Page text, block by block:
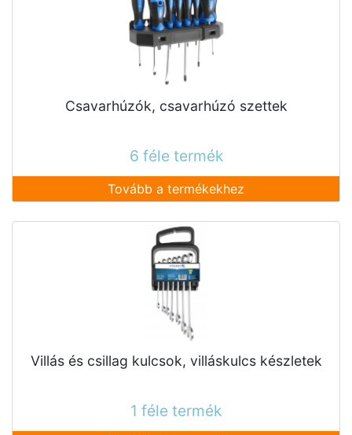
Csavarhúzók, csavarhúzó szettek
6 féle termék
Tovább a termékekhez
Villás és csillag kulcsok, villáskulcs készletek
1 féle termék